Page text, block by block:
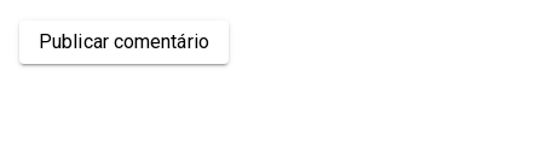
Publicar comentário